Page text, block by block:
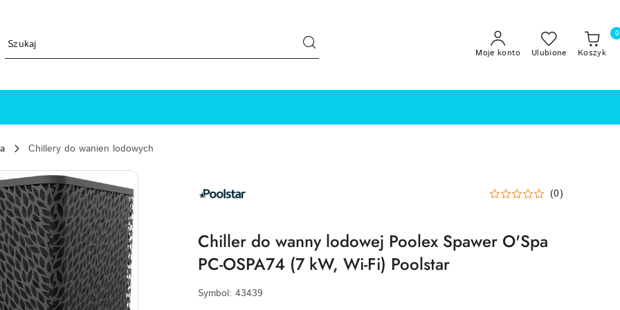
Moje konto Ulubione Koszyk
0
Chillery do wanien lodowych
POOLSTAR (0)
Chiller do wanny lodowej Poolex Spawer O'Spa
PC-OSPA74 (7 kW, Wi-Fi) Poolstar
Symbol: 43439